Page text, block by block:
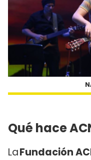
Qué hace
LaFundación